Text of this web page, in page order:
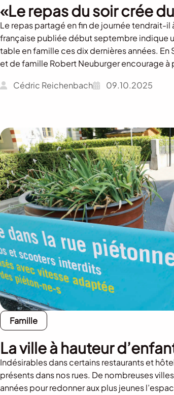
«Le repas du soir crée du
Le repas partagé en fin de journée tendrait-il
française publiée début septembre indique
table en famille ces dix dernières années.
et de famille Robert Neuburger encourage à
Cédric Reichenbach 09.10.2025
Famille
La ville à hauteur
Indésirables dans certains restaurants et
présents dans nos rues. De nombreuses
années pour redonner aux plus jeunes